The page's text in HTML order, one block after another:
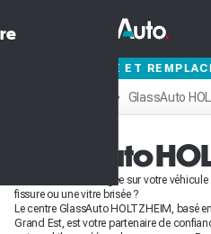
GlassAuto
GlassAuto
Une vitre endommagée sur votre
fissure ou une vitre brisée ?
Le centre GlassAuto HOLTZHEIM, basé
Grand Est, est votre partenaire de